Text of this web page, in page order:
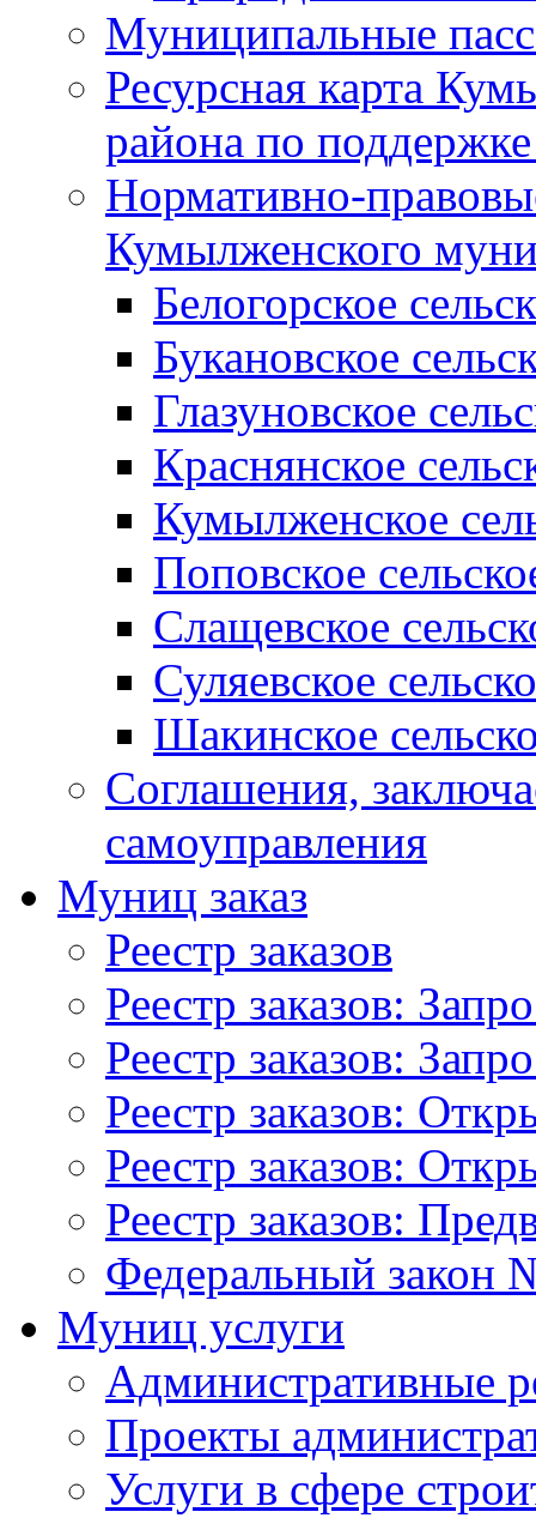
Муниципальные
Ресурсная карта
района по
Нормативно-
Кумылженского
Белогорское
Букановское
Глазуновское
Краснянское
Кумылженское
Поповское
Слащевское
Суляевское
Шакинское
Соглашения,
самоуправления
Муниц заказ
Реестр заказов
Реестр заказов:
Реестр заказов:
Реестр заказов:
Реестр заказов:
Реестр заказов:
Федеральный закон
Муниц услуги
Административные
Проекты
Услуги в сфере